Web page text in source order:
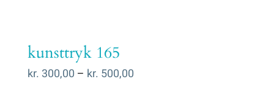
kunsttryk 165
kr. 300,00 – kr. 500,00